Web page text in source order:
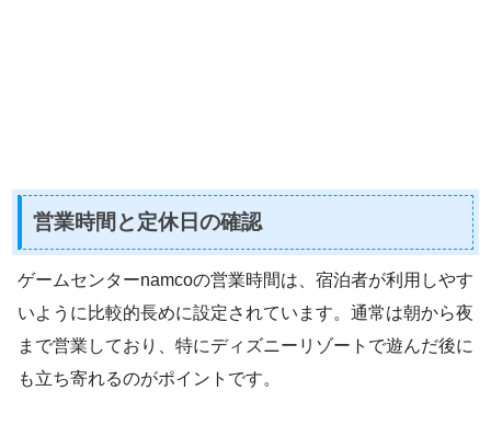
営業時間と定休日の確認
ゲームセンターnamcoの営業時間は、宿泊者が利用しやす
いように比較的長めに設定されています。通常は朝から夜
まで営業しており、特にディズニーリゾートで遊んだ後に
も立ち寄れるのがポイントです。